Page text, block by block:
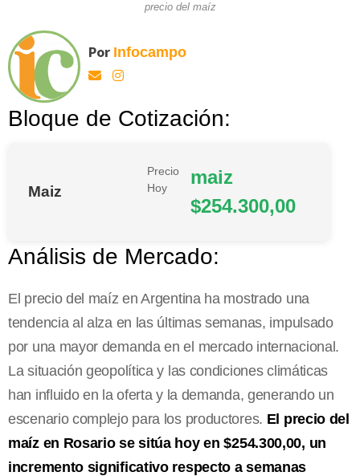
precio del maíz
Por Infocampo
Bloque de Cotización:
Maiz
Precio
Hoy
maiz
$254.300,00
Análisis de Mercado:
El precio del maíz en Argentina ha mostrado una
tendencia al alza en las últimas semanas, impulsado
por una mayor demanda en el mercado internacional.
La situación geopolítica y las condiciones climáticas
han influido en la oferta y la demanda, generando un
escenario complejo para los productores. El precio del
maíz en Rosario se sitúa hoy en $254.300,00, un
incremento significativo respecto a semanas